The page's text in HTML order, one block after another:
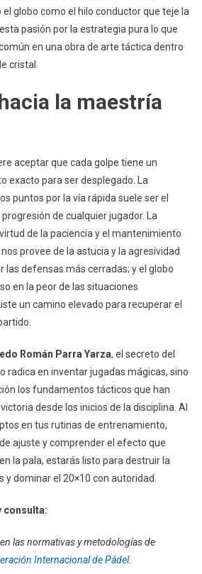
globo como el hilo conductor que teje la
pasión por la estrategia pura lo que
en una obra de arte táctica dentro
cristal.
la maestría
aceptar que cada golpe tiene un
exacto para ser desplegado. La
puntos por la vía rápida suele ser el
de cualquier jugador. La
de la paciencia y el mantenimiento
provee de la astucia y la agresividad
las defensas más cerradas; y el globo
en la peor de las situaciones
un camino elevado para recuperar el
Román Parra Yarza, el secreto del
radica en inventar jugadas mágicas, sino
los fundamentos tácticos que han
desde los inicios de la disciplina. Al
en tus rutinas de entrenamiento,
ajuste y comprender el efecto que
la pala, estarás listo para destruir la
dominar el 20×10 con autoridad.
consulta:
las normativas y metodologías de
Internacional de Pádel.